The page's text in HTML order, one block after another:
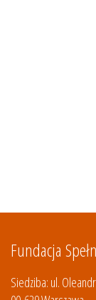
Fundacja
Siedziba: ul.